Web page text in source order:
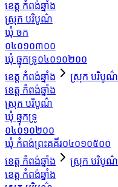
ខេត្ត កំពង់ឆ្នាំង
ស្រុក បរិបូណ៌
ឃុំ ចក
០៤០១០៣០០
ឃុំ ឆ្នុកទ្រូ០៤០១០២០០
ខេត្ត កំពង់ឆ្នាំង
ស្រុក បរិបូណ៌
ខេត្ត កំពង់ឆ្នាំង
ស្រុក បរិបូណ៌
ឃុំ ឆ្នុកទ្រូ
០៤០១០២០០
ឃុំ កំពង់ព្រះគគីរ០៤០១០៥០០
ខេត្ត កំពង់ឆ្នាំង
ស្រុក បរិបូណ៌
ខេត្ត កំពង់ឆ្នាំង